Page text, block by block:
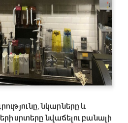
նկարները և
սրտերը նվաճելու բանալի